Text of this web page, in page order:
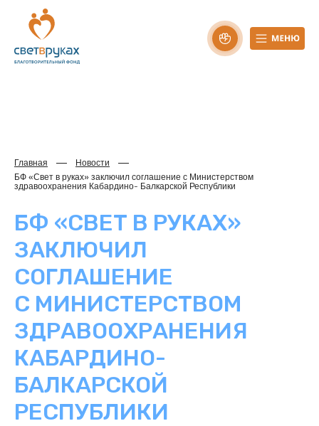
Главная
Новости
БФ «Свет в руках» заключил соглашение с Министерством
здравоохранения Кабардино- Балкарской Республики
БФ «СВЕТ В РУКАХ»
ЗАКЛЮЧИЛ
СОГЛАШЕНИЕ
С МИНИСТЕРСТВОМ
ЗДРАВООХРАНЕНИЯ
КАБАРДИНО-
БАЛКАРСКОЙ
РЕСПУБЛИКИ